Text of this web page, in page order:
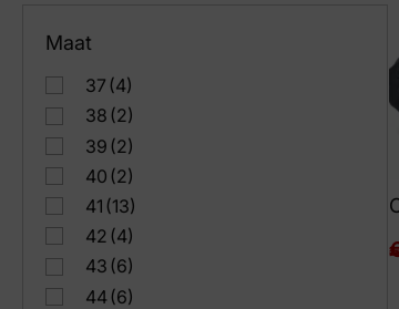
Maat
37 (4)
38 (2)
39 (2)
40 (2)
41 (13)
42 (4)
43 (6)
44 (6)